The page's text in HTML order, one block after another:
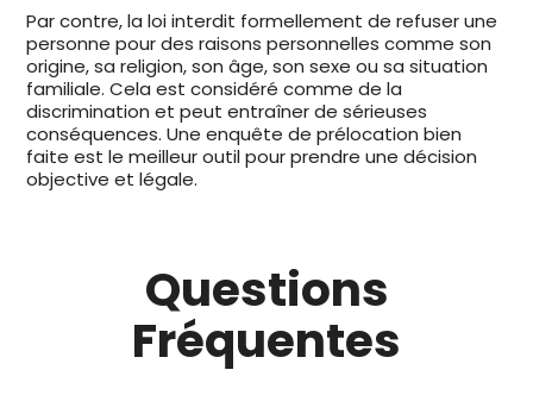
Par contre, la loi interdit formellement de refuser une
personne pour des raisons personnelles comme son
origine, sa religion, son âge, son sexe ou sa situation
familiale. Cela est considéré comme de la
discrimination et peut entraîner de sérieuses
conséquences. Une enquête de prélocation bien
faite est le meilleur outil pour prendre une décision
objective et légale.
Questions
Fréquentes